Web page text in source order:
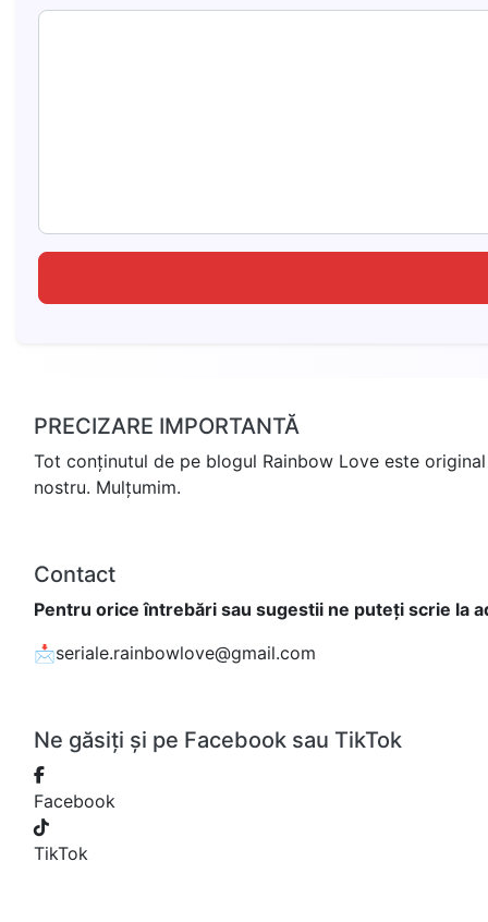
PRECIZARE IMPORTANTĂ
Tot conținutul de pe blogul Rainbow Love este
nostru. Mulțumim.
Contact
Pentru orice întrebări sau sugestii ne puteți scrie la
📩seriale.rainbowlove@gmail.com
Ne găsiți și pe Facebook sau TikTok
Facebook
TikTok